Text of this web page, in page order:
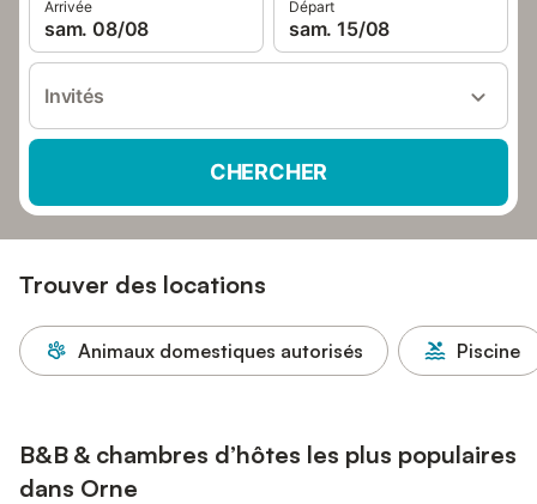
Arrivée
sam. 08/08
Départ
sam. 15/08
Invités
CHERCHER
Trouver des locations
Animaux domestiques autorisés Piscine
B&B & chambres d’hôtes les plus populaires
dans Orne